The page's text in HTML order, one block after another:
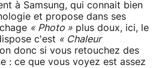
à Samsung, qui connait bien
et propose dans ses
« Photo » plus doux, ici, le
c'est « Chaleur
donc si vous retouchez des
: ce que vous voyez est assez